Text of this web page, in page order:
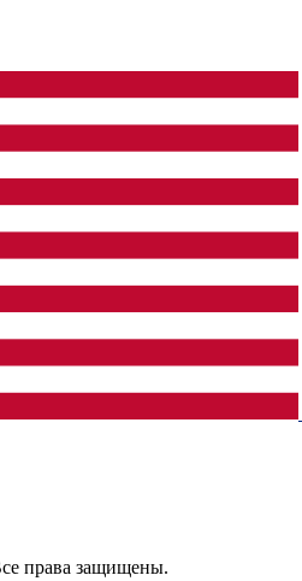
права защищены.